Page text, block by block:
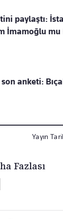
paylaştı:
İmamoğlu
anketi:
Yayın
Fazlası